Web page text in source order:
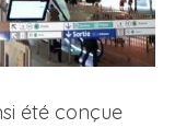
été conçue